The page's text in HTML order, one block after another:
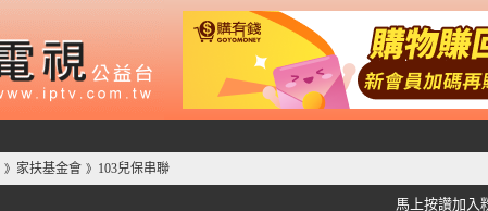
》 家扶基金會 》 103兒保串聯
馬上按讚加入